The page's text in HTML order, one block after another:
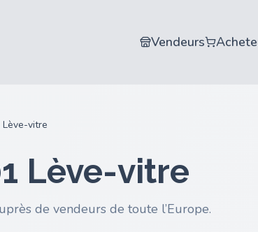
Vendeurs
Lève-vitre
Lève-vitre
de vendeurs de toute l’Europe.